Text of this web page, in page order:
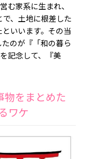
む家系に生まれ、
、土地に根差した
いいます。その当
のが『「和の暮ら
記念して、『美
物をまとめた
ワケ